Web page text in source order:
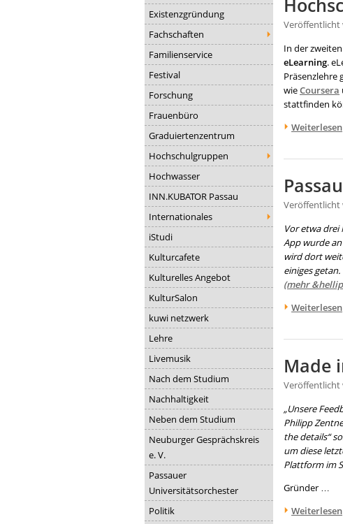
Existenzgründung
Fachschaften
Familienservice
Festival
Forschung
Frauenbüro
Graduiertenzentrum
Hochschulgruppen
Hochwasser
INN.KUBATOR Passau
Internationales
iStudi
Kulturcafete
Kulturelles Angebot
KulturSalon
kuwi netzwerk
Lehre
Livemusik
Nach dem Studium
Nachhaltigkeit
Neben dem Studium
Neuburger Gesprächskreis
e. V.
Passauer
Universitätsorchester
Politik
Veröffentlicht
In der
eLearning.
Präsenzlehre
wieCoursera
stattfinden
Weiterlesen
Veröffentlicht
Vor etwa drei
App wurde
wird dort
einiges
(mehr
Weiterlesen
Made
Veröffentlicht
„Unsere
Philipp
the details“
um diese
Plattform im
Gründer …
Weiterlesen